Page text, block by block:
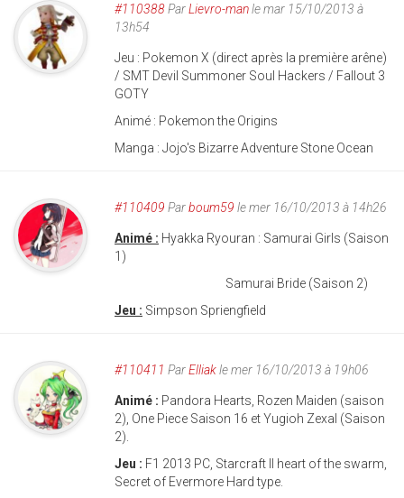
#110388ParLievro-manle mar 15/10/2013 à
13h54
Jeu : Pokemon X (direct après la première arêne)
/ SMT Devil Summoner Soul Hackers / Fallout 3
GOTY
Animé : Pokemon the Origins
Manga : Jojo's Bizarre Adventure Stone Ocean
#110409 Parboum59 le mer 16/10/2013 à 14h26
Animé : Hyakka Ryouran : Samurai Girls (Saison
1)
Samurai Bride (Saison 2)
Jeu : Simpson Spriengfield
#110411 ParElliakle mer 16/10/2013 à 19h06
Animé : Pandora Hearts, Rozen Maiden (saison
2), One Piece Saison 16 et Yugioh Zexal (Saison
2).
Jeu : F1 2013 PC, Starcraft II heart of the swarm,
Secret of Evermore Hard type.